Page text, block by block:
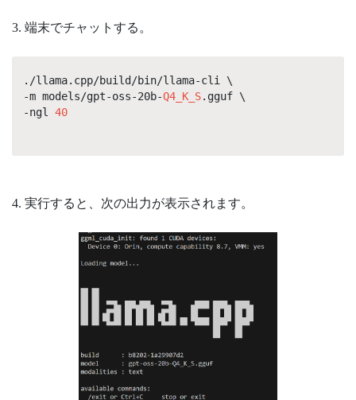
3. 端末でチャットする。
./llama.cpp/build/bin/llama-cli \
-m models/gpt-oss-20b-Q4_K_S.gguf \
-ngl 40
4. 実行すると、次の出力が表示されます。